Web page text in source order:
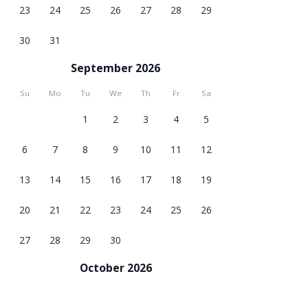
23 24 25 26 27 28 29
30 31
September 2026
Su Mo Tu We Th Fr Sa
1 2 3 4 5
6 7 8 9 10 11 12
13 14 15 16 17 18 19
20 21 22 23 24 25 26
27 28 29 30
October 2026